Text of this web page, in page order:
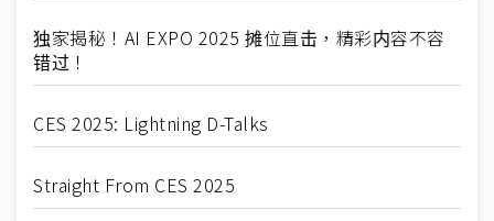
独家揭秘！AI EXPO 2025 摊位直击，精彩内容不容
错过！
CES 2025: Lightning D-Talks
Straight From CES 2025